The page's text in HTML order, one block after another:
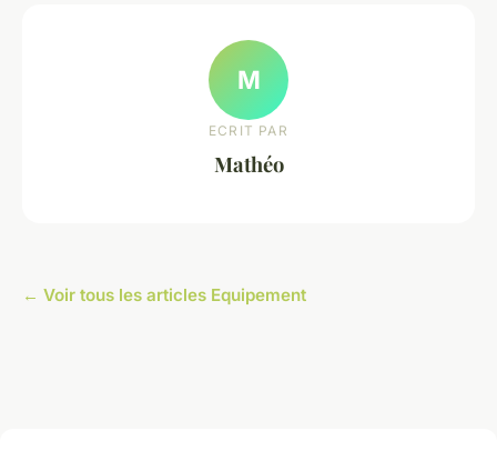
M
ECRIT PAR
Mathéo
← Voir tous les articles Equipement